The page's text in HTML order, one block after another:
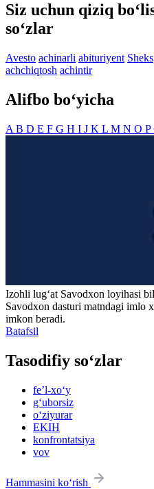
Siz uchun qiziq
so‘zlar
Avesto achinarli abituriyent
achchiqtosh achintir
Alifbo bo‘yicha
A B D E F G H I J K L M N O P
Izohli lugʻat Savodxon loyihasi
Savodxon dasturi matndagi imlo
imkon beradi.
Batafsil
Tasodifiy so‘zlar
feʼl-xo‘y
g‘uborsiz
o‘ziyurar
EKIH
konfrontatsiya
vov
Hammasini ko‘rish